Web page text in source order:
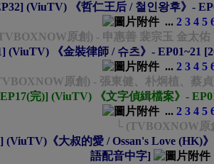
(ViuTV) 《哲仁王后 / 철인왕후》-
... 2 3 4 5
原創) - 申惠善 裴宗玉 金太
(ViuTV) 《金裝律師 / 슈츠》- EP01~21
... 2 3 4 5
原創) - 張東健、朴炯植、蔡
完)] (ViuTV) 《文字偵緝檔案》-
... 2 3 4 5
└ (TVBOXNOW原
(ViuTV)《大叔的愛 / Ossan's Love (HK)
語配音中字]